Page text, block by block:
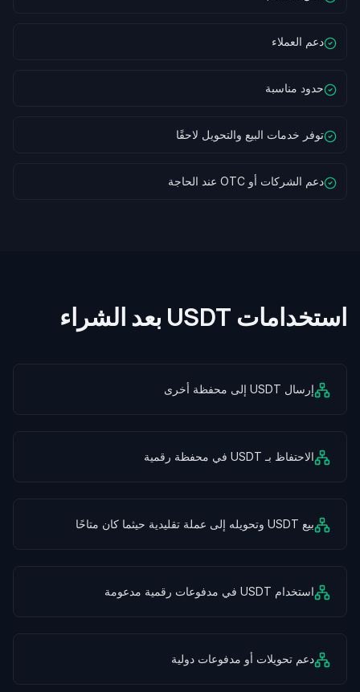
دعم العملاء
حدود مناسبة
توفر خدمات البيع والتحويل لاحقًا
دعم الشركات أو OTC عند الحاجة
استخدامات USDT بعد الشراء
إرسال USDT إلى محفظة أخرى
الاحتفاظ بـ USDT في محفظة رقمية
بيع USDT وتحويله إلى عملة تقليدية حيثما كان متاحًا
استخدام USDT في مدفوعات رقمية مدعومة
دعم تحويلات أو مدفوعات دولية